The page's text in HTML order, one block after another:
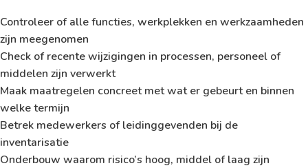
Controleer of alle functies, werkplekken en werkzaamheden
zijn meegenomen
Check of recente wijzigingen in processen, personeel of
middelen zijn verwerkt
Maak maatregelen concreet met wat er gebeurt en binnen
welke termijn
Betrek medewerkers of leidinggevenden bij de
inventarisatie
Onderbouw waarom risico’s hoog, middel of laag zijn